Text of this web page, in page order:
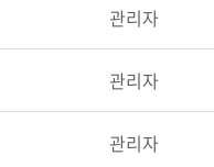
관리자
관리자
관리자